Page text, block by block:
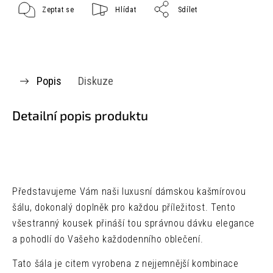
Zeptat se Hlídat Sdílet
Popis Diskuze
Detailní popis produktu
Představujeme Vám naši luxusní dámskou kašmírovou
šálu, dokonalý doplněk pro každou příležitost. Tento
všestranný kousek přináší tou správnou dávku elegance
a pohodlí do Vašeho každodenního oblečení.
Tato šála je citem vyrobena z nejjemnější kombinace